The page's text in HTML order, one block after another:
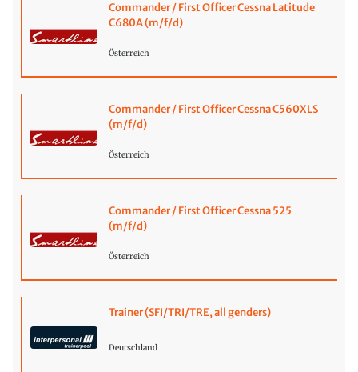
Commander / First Officer Cessna Latitude
C680A (m/f/d)
Österreich
Commander / First Officer Cessna C560XLS
(m/f/d)
Österreich
Commander / First Officer Cessna 525
(m/f/d)
Österreich
Trainer (SFI/TRI/TRE, all genders)
Deutschland